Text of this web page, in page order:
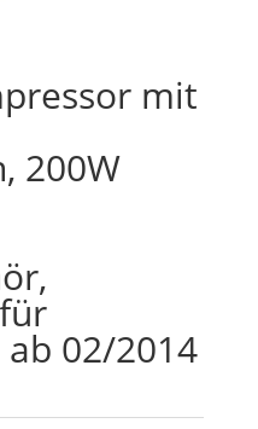
mit
200W
02/2014